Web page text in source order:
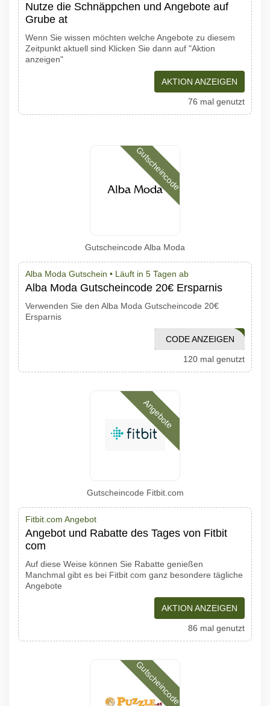
Nutze die Schnäppchen und Angebote auf
Grube at
Wenn Sie wissen möchten welche Angebote zu diesem
Zeitpunkt aktuell sind Klicken Sie dann auf "Aktion
anzeigen"
AKTION ANZEIGEN
76 mal genutzt
Gutscheincode
Gutscheincode Alba Moda
Alba Moda Gutschein • Läuft in 5 Tagen ab
Alba Moda Gutscheincode 20€ Ersparnis
Verwenden Sie den Alba Moda Gutscheincode 20€
Ersparnis
2951
CODE ANZEIGEN
120 mal genutzt
Angebote
Gutscheincode Fitbit.com
Fitbit.com Angebot
Angebot und Rabatte des Tages von Fitbit
com
Auf diese Weise können Sie Rabatte genießen
Manchmal gibt es bei Fitbit com ganz besondere tägliche
Angebote
AKTION ANZEIGEN
86 mal genutzt
Gutscheincode